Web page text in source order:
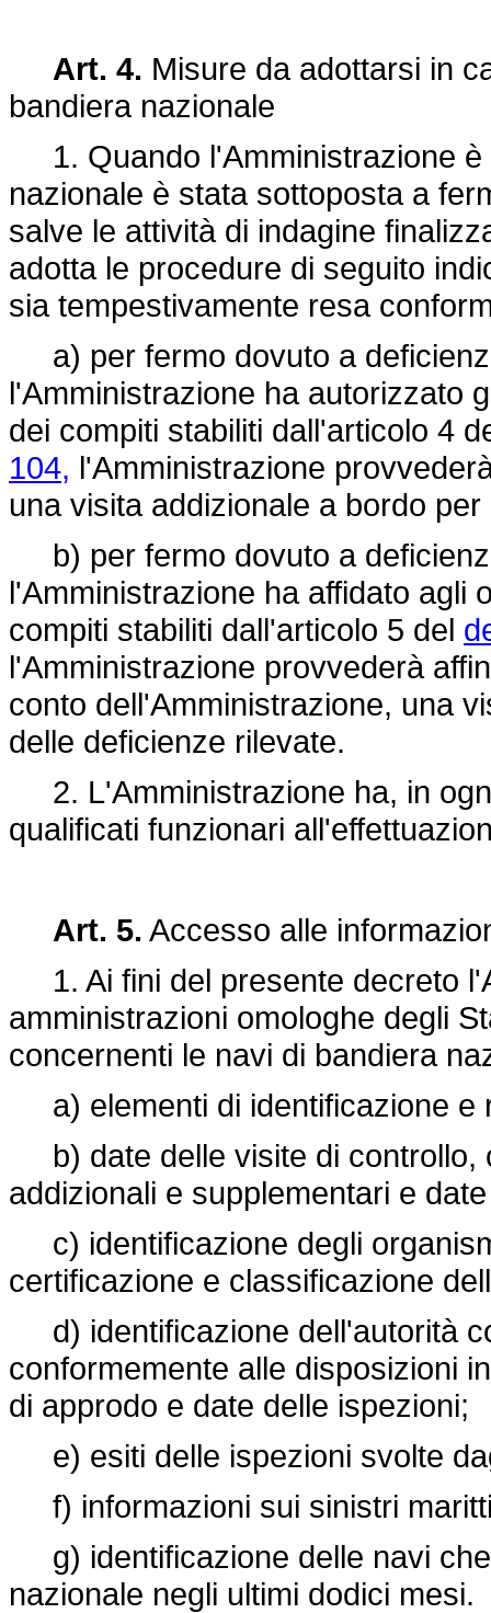
Art. 4. Misure da adottarsi in
bandiera nazionale
1. Quando l'Amministrazione è
nazionale è stata sottoposta a
salve le attività di indagine
adotta le procedure di seguito
sia tempestivamente resa
a) per fermo dovuto a
l'Amministrazione ha autorizzato
dei compiti stabiliti dall'articolo 4
104, l'Amministrazione
una visita addizionale a bordo
b) per fermo dovuto a
l'Amministrazione ha affidato agli
compiti stabiliti dall'articolo 5 del
l'Amministrazione provvederà
conto dell'Amministrazione, una
delle deficienze rilevate.
2. L'Amministrazione ha, in
qualificati funzionari
Art. 5. Accesso alle
1. Ai fini del presente decreto
amministrazioni omologhe degli
concernenti le navi di bandiera
a) elementi di identificazione e
b) date delle visite di controllo,
addizionali e supplementari e
c) identificazione degli
certificazione e classificazione
d) identificazione dell'autorità
conformemente alle disposizioni
di approdo e date delle ispezioni;
e) esiti delle ispezioni svolte
f) informazioni sui sinistri
g) identificazione delle navi
nazionale negli ultimi dodici mesi.